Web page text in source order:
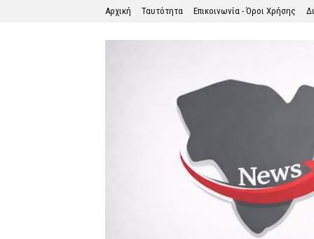
Αρχική Ταυτότητα Επικοινωνία - Όροι Χρήσης